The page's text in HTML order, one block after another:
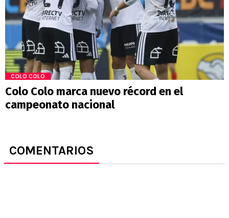
COLO COLO
Colo Colo marca nuevo récord en el
campeonato nacional
COMENTARIOS